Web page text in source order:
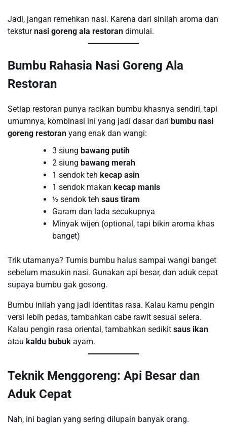
Jadi, jangan remehkan nasi. Karena dari sinilah aroma dan
teksturnasi goreng ala restoran dimulai.
Bumbu Rahasia Nasi Goreng Ala
Restoran
Setiap restoran punya racikan bumbu khasnya sendiri, tapi
umumnya, kombinasi ini yang jadi dasar dari bumbu nasi
goreng restoran yang enak dan wangi:
3 siung bawang putih
2 siung bawang merah
1 sendok teh kecap asin
1 sendok makan kecap manis
½ sendok teh saus tiram
Garam dan lada secukupnya
Minyak wijen (optional, tapi bikin aroma khas
banget)
Trik utamanya? Tumis bumbu halus sampai wangi banget
sebelum masukin nasi. Gunakan api besar, dan aduk cepat
supaya bumbu gak gosong.
Bumbu inilah yang jadi identitas rasa. Kalau kamu pengin
versi lebih pedas, tambahkan cabe rawit sesuai selera.
Kalau pengin rasa oriental, tambahkan sedikit saus ikan
atau kaldu bubuk ayam.
Teknik Menggoreng: Api Besar dan
Aduk Cepat
Nah, ini bagian yang sering dilupain banyak orang.